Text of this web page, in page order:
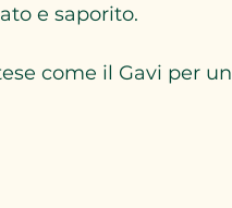
e saporito.
come il Gavi per un